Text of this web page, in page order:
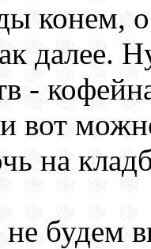
конем,
далее.
-
вот
на
будем